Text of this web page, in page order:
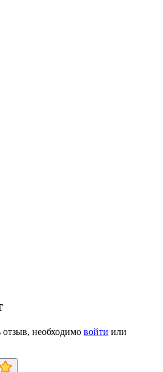
отзыв, необходимо войти или